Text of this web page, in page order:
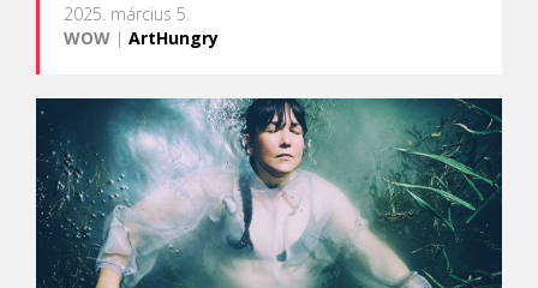
2025. március 5.
WOW | ArtHungry